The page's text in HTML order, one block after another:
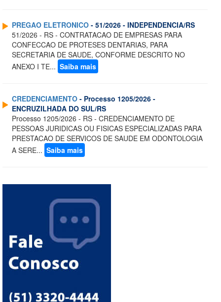
PREGAO ELETRONICO - 51/2026 - INDEPENDENCIA/RS
51/2026 - RS - CONTRATACAO DE EMPRESAS PARA
CONFECCAO DE PROTESES DENTARIAS, PARA
SECRETARIA DE SAUDE, CONFORME DESCRITO NO
ANEXO I TE... Saiba mais
CREDENCIAMENTO - Processo 1205/2026 -
ENCRUZILHADA DO SUL/RS
Processo 1205/2026 - RS - CREDENCIAMENTO DE
PESSOAS JURIDICAS OU FISICAS ESPECIALIZADAS PARA
PRESTACAO DE SERVICOS DE SAUDE EM ODONTOLOGIA
A SERE... Saiba mais